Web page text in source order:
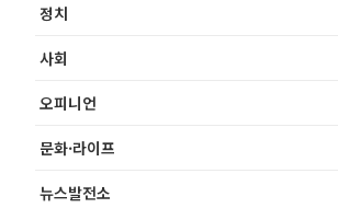
정치
사회
오피니언
문화·라이프
뉴스발전소